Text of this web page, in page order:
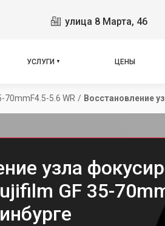
улица 8 Марта, 46
УСЛУГИ ЦЕНЫ
70mmF4.5-5.6 WR / Восстановление
узла
GF 35-